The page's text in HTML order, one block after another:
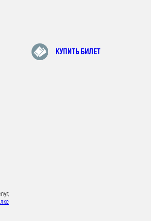
КУПИТЬ БИЛЕТ